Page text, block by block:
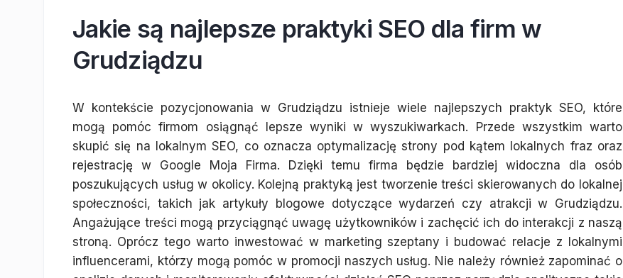
Jakie są najlepsze praktyki SEO dla firm w
Grudziądzu
W kontekście pozycjonowania w Grudziądzu istnieje wiele najlepszych praktyk SEO, które
mogą pomóc firmom osiągnąć lepsze wyniki w wyszukiwarkach. Przede wszystkim warto
skupić się na lokalnym SEO, co oznacza optymalizację strony pod kątem lokalnych fraz oraz
rejestrację w Google Moja Firma. Dzięki temu firma będzie bardziej widoczna dla osób
poszukujących usług w okolicy. Kolejną praktyką jest tworzenie treści skierowanych do lokalnej
społeczności, takich jak artykuły blogowe dotyczące wydarzeń czy atrakcji w Grudziądzu.
Angażujące treści mogą przyciągnąć uwagę użytkowników i zachęcić ich do interakcji z naszą
stroną. Oprócz tego warto inwestować w marketing szeptany i budować relacje z lokalnymi
influencerami, którzy mogą pomóc w promocji naszych usług. Nie należy również zapominać o